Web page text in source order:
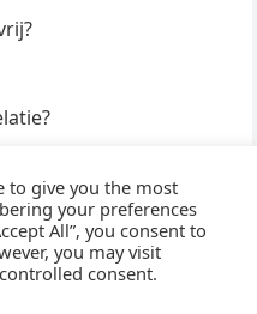
WPEnjoy· Aangedreven door
to give you the most
your preferences
All”, you consent to
you may visit
consent.